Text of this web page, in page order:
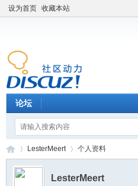
设为首页 收藏本站
论坛
LesterMeert 个人资料
LesterMeert